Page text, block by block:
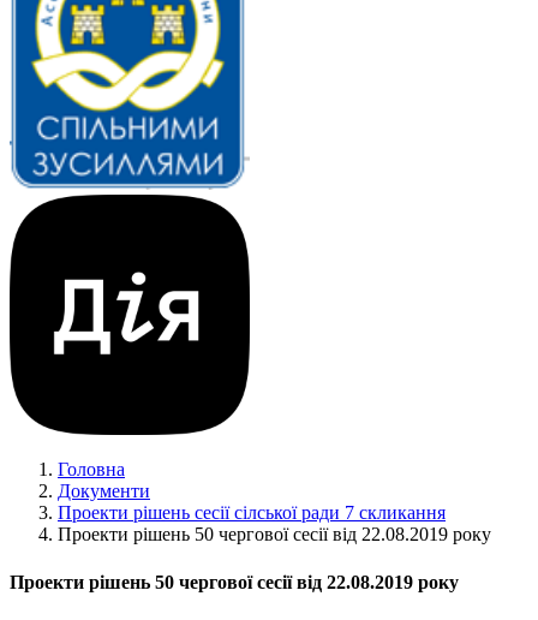
Головна
Документи
Проекти рішень сесії сілської ради 7 скликання
Проекти рішень 50 чергової сесії від 22.08.2019 року
Проекти рішень 50 чергової сесії від 22.08.2019 року